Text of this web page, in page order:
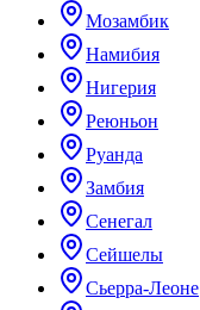
Мозамбик
Намибия
Нигерия
Реюньон
Руанда
Замбия
Сенегал
Сейшелы
Сьерра-Леоне